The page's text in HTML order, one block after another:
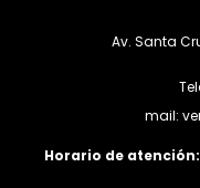
Av. Santa
mail:
Horario de atención: